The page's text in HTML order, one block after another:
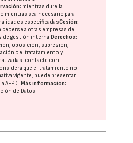
mientras dure la
mientras sea necesario para
especificadasCesión:
cederse a otras empresas del
de gestión interna.Derechos:
oposición, supresión,
del tratatamiento y
contacte con
que el tratamiento no
vigente, puede presentar
AEPD.Más información:
de Datos